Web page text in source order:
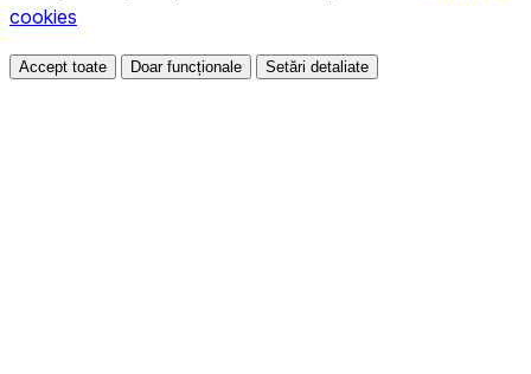
cookies
Accept toate Doar funcționale Setări detaliate